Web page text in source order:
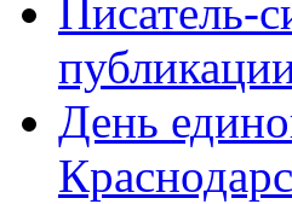
Писатель-
День